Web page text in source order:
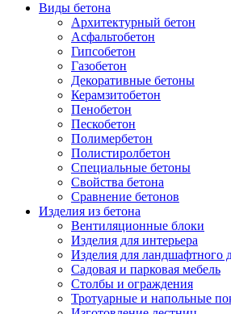
Виды бетона
Архитектурный бетон
Асфальтобетон
Гипсобетон
Газобетон
Декоративные бетоны
Керамзитобетон
Пенобетон
Пескобетон
Полимербетон
Полистиролбетон
Специальные бетоны
Свойства бетона
Сравнение бетонов
Изделия из бетона
Вентиляционные блоки
Изделия для интерьера
Изделия для ландшафтного
Садовая и парковая мебель
Столбы и ограждения
Тротуарные и напольные